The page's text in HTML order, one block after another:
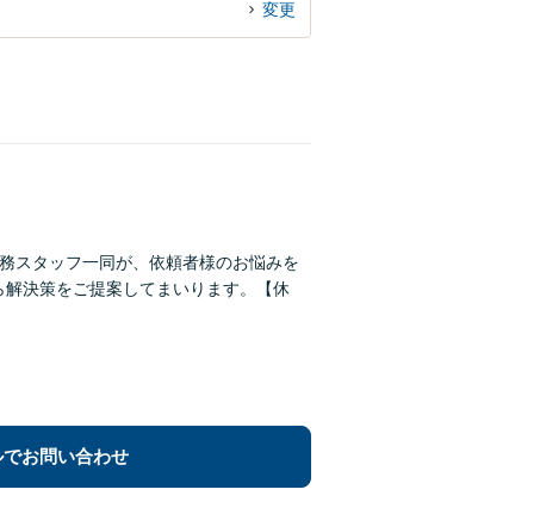
変更
スタッフ一同が、依頼者様のお悩みを
決策をご提案してまいります。【休
でお問い合わせ